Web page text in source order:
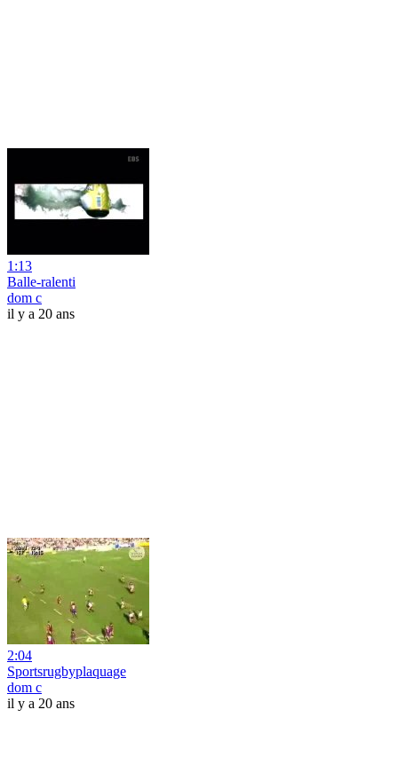
1:13
Balle-ralenti
dom c
il y a 20 ans
2:04
Sportsrugbyplaquage
dom c
il y a 20 ans